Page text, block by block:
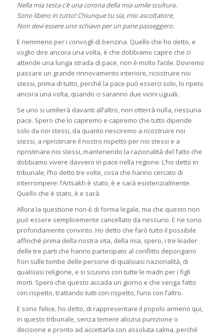
Nella mia testa c’è una corona della mia umile scultura.
Sono libero in tutto! Chiunque tu sia, mio ascoltatore,
Non devi essere uno schiavo per un pane passeggero.
E nemmeno per i convogli di benzina. Quello che ho detto, e
voglio dire ancora una volta, è che dobbiamo capire che ci
attende una lunga strada di pace, non è molto facile. Dovremo
passare un grande rinnovamento interiore, ricostruire noi
stessi, prima di tutto, perché la pace può esserci solo, lo ripeto
ancora una volta, quando ci saranno due vicini uguali.
Se uno si umilierà davanti all’altro, non otterrà nulla, nessuna
pace. Spero che lo capiremo e capiremo che tutto dipende
solo da noi stessi, da quanto riesciremo a ricostruire noi
stessi, a ripristinare il nostro rispetto per noi stessi e a
ripristinare noi stessi, mantenendo la razionalità del fatto che
dobbiamo vivere davvero in pace nella regione. L’ho detto in
tribunale, l’ho detto tre volte, cosa che hanno cercato di
interrompere: l’Artsakh è stato, è e sarà esistenzialmente.
Quello che è stato, è e sarà.
Allora la questione non è di forma legale, ma che questo non
può essere semplicemente cancellato da nessuno. E ne sono
profondamente convinto. Ho detto che farò tutto il possibile
affinché prima della nostra vita, della mia, spero, i tre leader
delle tre parti che hanno partecipato al conflitto depongano
fiori sulle tombe delle persone di qualsiasi nazionalità, di
qualsiasi religione, e si scusino con tutte le madri per i figli
morti. Spero che questo accada un giorno e che venga fatto
con rispetto, trattando tutti con rispetto, l’uno con l’altro.
E sono felice, ho detto, di rappresentare il popolo armeno qui,
in questo tribunale, senza temere alcuna punizione o
decisione e pronto ad accettarla con assoluta calma, perché